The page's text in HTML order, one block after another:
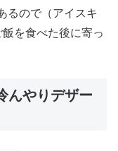
したという次第。そうしたら、
るので（アイスキ
を食べた後に寄っ
んやりデザー